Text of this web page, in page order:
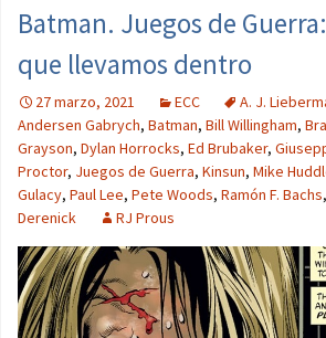
Batman. Juegos de
que llevamos dentro
27 marzo, 2021 ECC A. J.
Andersen Gabrych, Batman, Bill Willingham,
Grayson, Dylan Horrocks, Ed Brubaker,
Proctor, Juegos de Guerra, Kinsun, Mike
Gulacy, Paul Lee, Pete Woods, Ramón F. Bachs,
Derenick
RJ Prous